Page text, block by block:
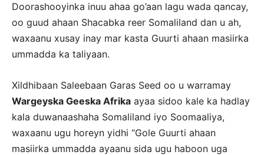
Doorashooyinka inuu ahaa go’aan lagu wada qancay,
oo guud ahaan Shacabka reer Somaliland dan u ah,
waxaanu xusay inay mar kasta Guurti ahaan masiirka
ummadda ka taliyaan.
Xildhibaan Saleebaan Garas Seed oo u warramay
Wargeyska Geeska Afrika ayaa sidoo kale ka hadlay
kala duwanaashaha Somaliland iyo Soomaaliya,
waxaanu ugu horeyn yidhi “Gole Guurti ahaan
masiirka ummadda ayaanu sida ugu haboon uga